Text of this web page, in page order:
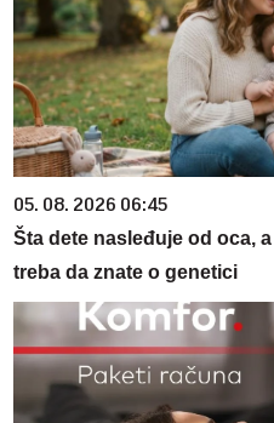
05. 08. 2026 06:45
Šta dete nasleđuje od oca,
treba da znate o genetici